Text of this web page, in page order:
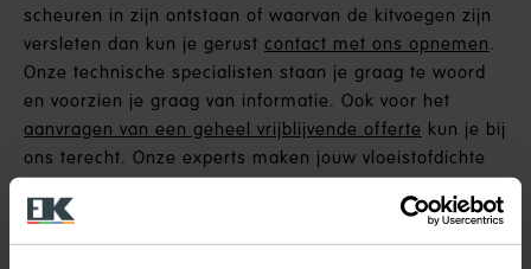
scheuren in zijn ontstaan of waarvan de kitvoegen zijn
versleten dan kun je gerust contact met ons opnemen.
Onze technische specialisten staan je graag te woord
en voorzien je graag van informatie. Ook voor het
aanvragen van een geheel vrijblijvende offerte kun je bij
ons terecht. Onze experts maken jouw vloeistofdichte